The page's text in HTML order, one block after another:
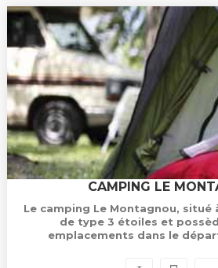
CAMPING LE
Le camping Le Montagnou, situé
de type 3 étoiles et
emplacements dans le